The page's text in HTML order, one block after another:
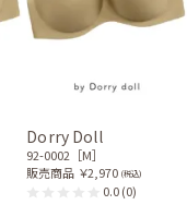
セレクトの問題ですが、
まで良くなく、結局ドレ
満足しています。 とても
ます。 また利用させて下
ホワイトパールのスタンダ
ードネックレス
Dorry Doll
92-0002［M］
販売商品 ￥2,970 (税込)
0.0(0)